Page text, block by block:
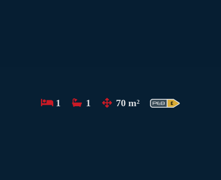
1 1 70 m²